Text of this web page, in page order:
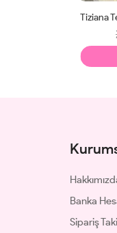
Tiziana
Banka
Sipariş